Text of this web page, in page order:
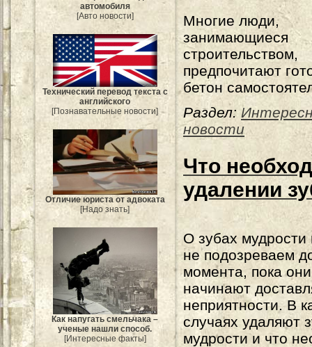
автомобиля
[Авто новости]
Технический перевод текста с
английского
[Познавательные новости]
Отличие юриста от адвоката
[Надо знать]
Как напугать смельчака –
ученые нашли способ.
[Интересные факты]
Многие люди,
занимающиеся
строительством,
предпочитают
бетон
Раздел:
новости
Что
удалении
О зубах
не подозреваем
момента, пока
начинают
неприятности. В
случаях удаляют
мудрости и что